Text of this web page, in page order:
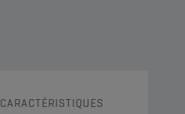
CARACTÉRISTIQUES